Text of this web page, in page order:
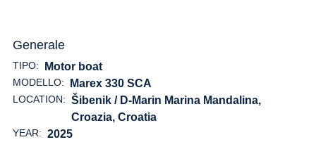
Generale
TIPO: Motor boat
MODELLO: Marex 330 SCA
LOCATION: Šibenik / D-Marin Marina Mandalina,
Croazia, Croatia
YEAR: 2025